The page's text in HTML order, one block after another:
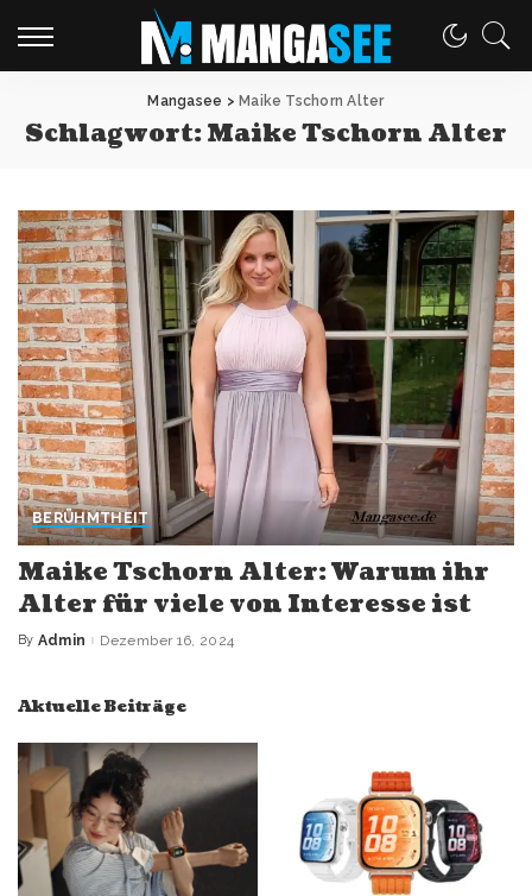
Mangasee > Maike Tschorn Alter
Schlagwort:Maike Tschorn Alter
BERÜHMTHEIT
Maike Tschorn Alter: Warum ihr
Alter für viele von Interesse ist
Posted
By Admin Dezember 16, 2024
Aktuelle Beiträge